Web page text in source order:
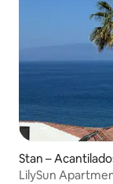
Stan –
LilySun